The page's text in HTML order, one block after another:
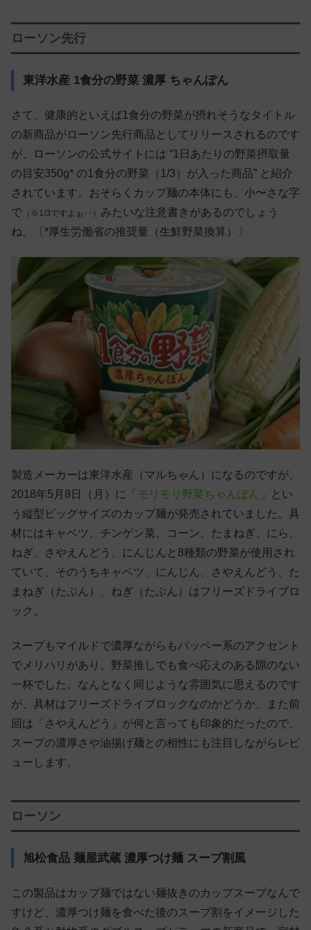
ローソン先行
東洋水産 1食分の野菜 濃厚 ちゃんぽん
さて、健康的といえば1食分の野菜が摂れそうなタイトル
の新商品がローソン先行商品としてリリースされるのです
が、ローソンの公式サイトには “1日あたりの野菜摂取量
の目安350g* の1食分の野菜（1/3）が入った商品” と紹介
されています。おそらくカップ麺の本体にも、小〜さな字
で （※1/3ですよぉ‥） みたいな注意書きがあるのでしょう
ね。〔*厚生労働省の推奨量（生鮮野菜換算）〕
製造メーカーは東洋水産（マルちゃん）になるのですが、
2018年5月8日（月）に「 モリモリ野菜ちゃんぽん 」とい
う縦型ビッグサイズのカップ麺が発売されていました。具
材にはキャベツ、チンゲン菜、コーン、たまねぎ、にら、
ねぎ、さやえんどう、にんじんと8種類の野菜が使用され
ていて、そのうちキャベツ、にんじん、さやえんどう、た
まねぎ（たぶん）、ねぎ（たぶん）はフリーズドライブロ
ック。
スープもマイルドで濃厚ながらもパッペー系のアクセント
でメリハリがあり、野菜推しでも食べ応えのある隙のない
一杯でした。なんとなく同じような雰囲気に思えるのです
が、具材はフリーズドライブロックなのかどうか、また前
回は「さやえんどう」が何と言っても印象的だったので、
スープの濃厚さや油揚げ麺との相性にも注目しながらレビ
ューします。
ローソン
旭松食品 麺屋武蔵 濃厚つけ麺 スープ割風
この製品はカップ麺ではない麺抜きのカップスープなんで
すけど、濃厚つけ麺を食べた後のスープ割をイメージした